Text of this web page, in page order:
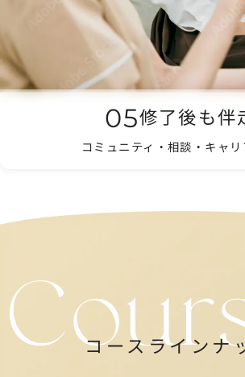
05修了後も伴
コミュニティ・相談・キャ
コースラインナ